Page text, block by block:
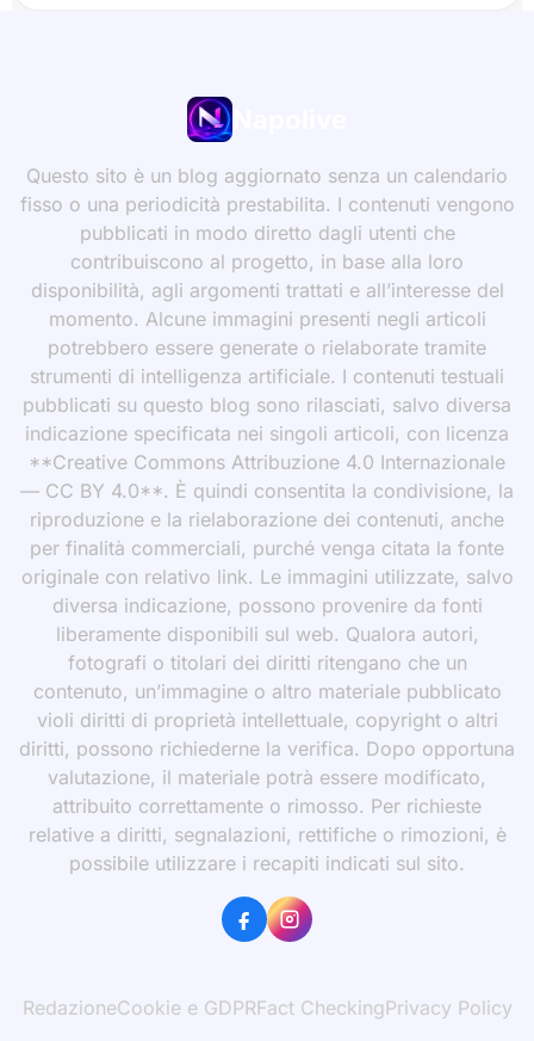
Questo sito è un blog aggiornato senza un calendario
fisso o una periodicità prestabilita. I contenuti vengono
pubblicati in modo diretto dagli utenti che
contribuiscono al progetto, in base alla loro
disponibilità, agli argomenti trattati e all’interesse del
momento. Alcune immagini presenti negli articoli
potrebbero essere generate o rielaborate tramite
strumenti di intelligenza artificiale. I contenuti testuali
pubblicati su questo blog sono rilasciati, salvo diversa
indicazione specificata nei singoli articoli, con licenza
**Creative Commons Attribuzione 4.0 Internazionale
— CC BY 4.0**. È quindi consentita la condivisione, la
riproduzione e la rielaborazione dei contenuti, anche
per finalità commerciali, purché venga citata la fonte
originale con relativo link. Le immagini utilizzate, salvo
diversa indicazione, possono provenire da fonti
liberamente disponibili sul web. Qualora autori,
fotografi o titolari dei diritti ritengano che un
contenuto, un’immagine o altro materiale pubblicato
violi diritti di proprietà intellettuale, copyright o altri
diritti, possono richiederne la verifica. Dopo opportuna
valutazione, il materiale potrà essere modificato,
attribuito correttamente o rimosso. Per richieste
relative a diritti, segnalazioni, rettifiche o rimozioni, è
possibile utilizzare i recapiti indicati sul sito.
RedazioneCookie e GDPRFact CheckingPrivacy Policy